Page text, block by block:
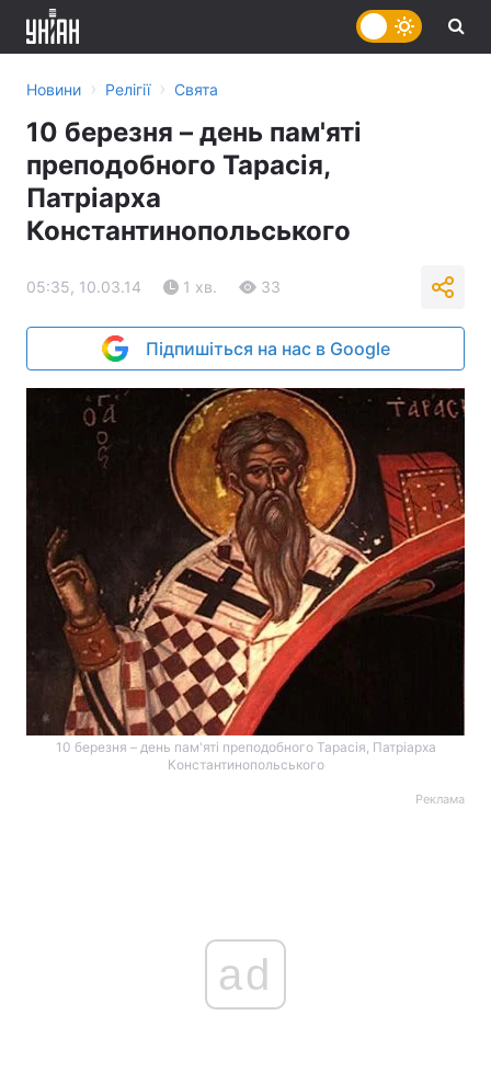
Новини › Релігії › Свята
10 березня – день пам'яті
преподобного Тарасія,
Патріарха
Константинопольського
05:35, 10.03.14 1 хв. 33
Підпишіться на нас в Google
10 березня – день пам'яті преподобного Тарасія, Патріарха
Константинопольського
Реклама
ad